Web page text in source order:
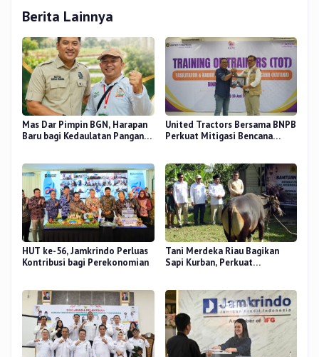
Berita Lainnya
Mas Dar Pimpin BGN, Harapan
Baru bagi Kedaulatan Pangan
United Tractors Bersama BNPB
Perkuat Mitigasi Bencana
HUT ke-56, Jamkrindo Perluas
Kontribusi bagi Perekonomian
Tani Merdeka Riau Bagikan
Sapi Kurban, Perkuat